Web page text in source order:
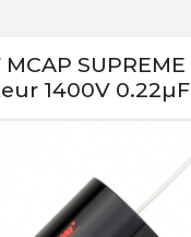
SUPREME
1400V 0.22µF